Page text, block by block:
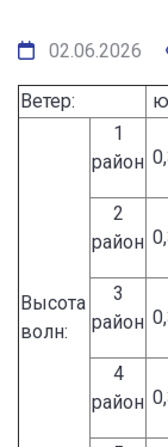
02.06.2026
Ветер:
Высота
волн:
1
район
2
район
3
район
4
район